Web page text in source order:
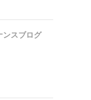
ンスブログ